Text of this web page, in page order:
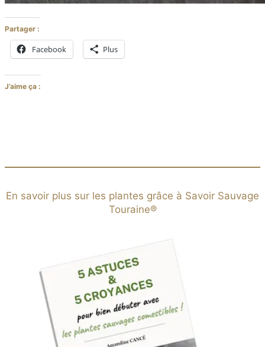
Partager :
Facebook Plus
J’aime ça :
En savoir plus sur les plantes grâce à Savoir Sauvage
Touraine®